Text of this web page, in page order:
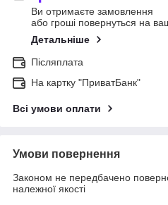
Ви отримаєте замовлення
або гроші повернуться на
Детальніше
Післяплата
На картку "ПриватБанк"
Всі умови оплати
Умови повернення
Законом не передбачено
належної якості